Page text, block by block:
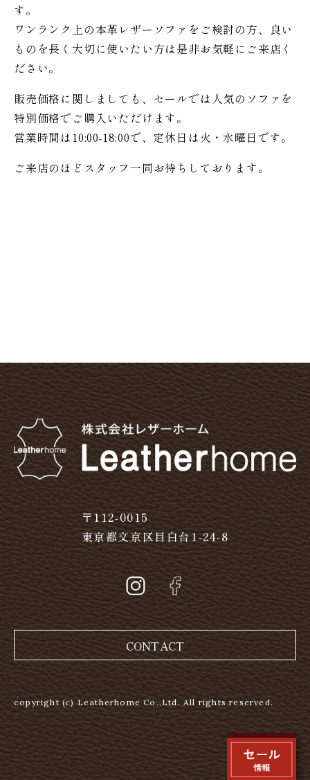
す。
ワンランク上の本革レザーソファをご検討の方、良い
ものを長く大切に使いたい方は是非お気軽にご来店く
ださい。
販売価格に関しましても、セールでは人気のソファを
特別価格でご購入いただけます。
営業時間は10:00-18:00で、定休日は火・水曜日です。
ご来店のほどスタッフ一同お待ちしております。
〒112-0015
東京都文京区目白台1-24-8
CONTACT
copyright (c) Leatherhome Co.,Ltd. All rights reserved.